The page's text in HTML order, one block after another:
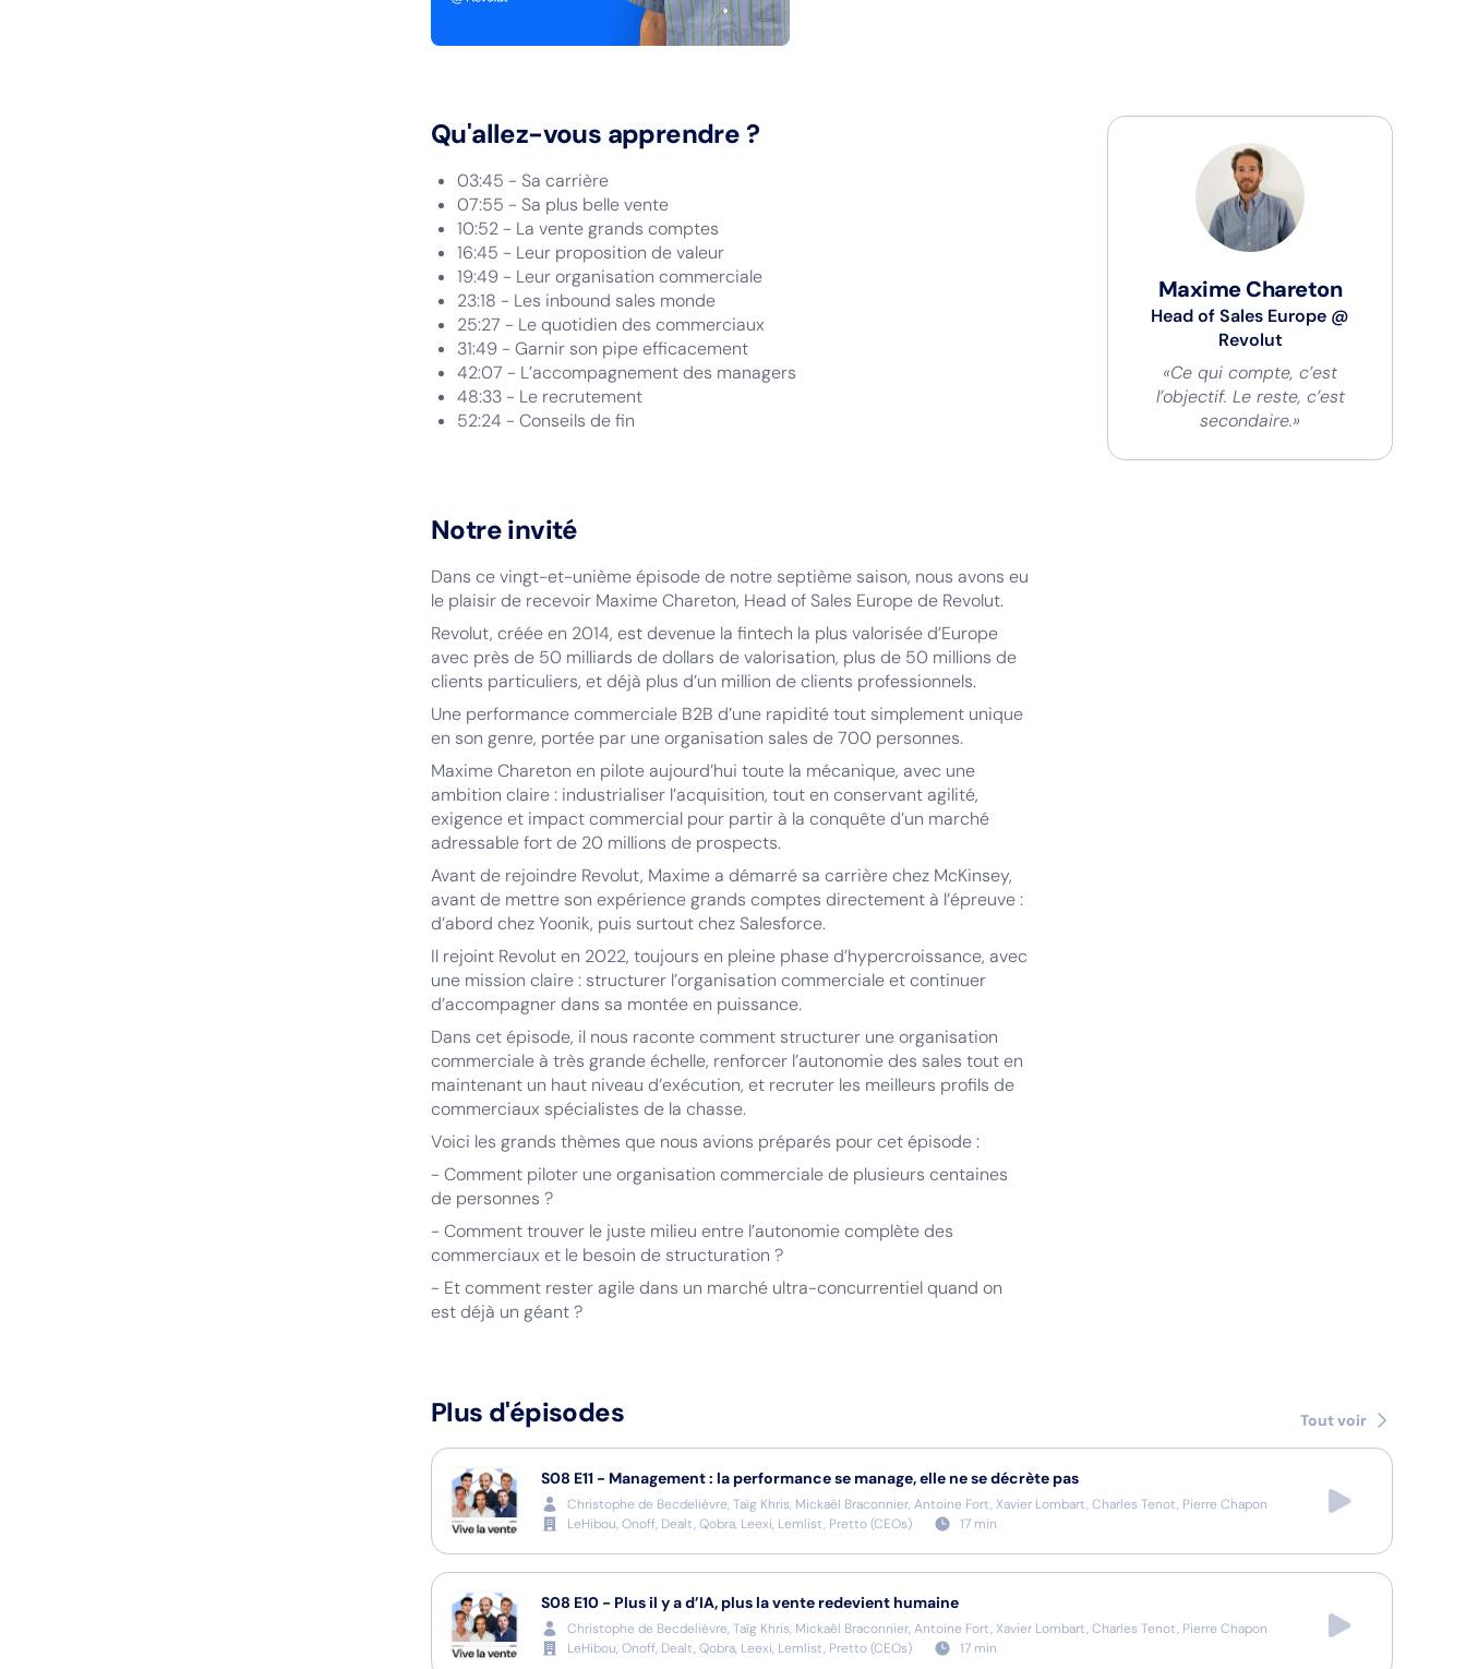
Qu'allez-vous apprendre ?
03:45 - Sa carrière
07:55 - Sa plus belle vente
10:52 - La vente grands comptes
16:45 - Leur proposition de valeur
19:49 - Leur organisation commerciale
23:18 - Les inbound sales monde
25:27 - Le quotidien des commerciaux
31:49 - Garnir son pipe efficacement
42:07 - L’accompagnement des managers
48:33 - Le recrutement
52:24 - Conseils de fin
Notre invité
Dans ce vingt-et-unième épisode de notre septième saison, nous avons eu
le plaisir de recevoir Maxime Chareton, Head of Sales Europe de Revolut.
Revolut, créée en 2014, est devenue la fintech la plus valorisée d’Europe
avec près de 50 milliards de dollars de valorisation, plus de 50 millions de
clients particuliers, et déjà plus d’un million de clients professionnels.
Une performance commerciale B2B d’une rapidité tout simplement unique
en son genre, portée par une organisation sales de 700 personnes.
Maxime Chareton en pilote aujourd’hui toute la mécanique, avec une
ambition claire : industrialiser l’acquisition, tout en conservant agilité,
exigence et impact commercial pour partir à la conquête d’un marché
adressable fort de 20 millions de prospects.
Avant de rejoindre Revolut, Maxime a démarré sa carrière chez McKinsey,
avant de mettre son expérience grands comptes directement à l’épreuve :
d’abord chez Yoonik, puis surtout chez Salesforce.
Il rejoint Revolut en 2022, toujours en pleine phase d’hypercroissance, avec
une mission claire : structurer l’organisation commerciale et continuer
d’accompagner dans sa montée en puissance.
Dans cet épisode, il nous raconte comment structurer une organisation
commerciale à très grande échelle, renforcer l’autonomie des sales tout en
maintenant un haut niveau d’exécution, et recruter les meilleurs profils de
commerciaux spécialistes de la chasse.
Voici les grands thèmes que nous avions préparés pour cet épisode :
- Comment piloter une organisation commerciale de plusieurs centaines
de personnes ?
- Comment trouver le juste milieu entre l’autonomie complète des
commerciaux et le besoin de structuration ?
- Et comment rester agile dans un marché ultra-concurrentiel quand on
est déjà un géant ?
Maxime Chareton
Head of Sales Europe @
Revolut
«Ce qui compte, c’est
l’objectif. Le reste, c’est
secondaire.»
Plus d'épisodes Tout voir
S08 E11 - Management : la performance se manage, elle ne se décrète pas
Christophe de Becdelièvre, Taïg Khris, Mickaël Braconnier, Antoine Fort, Xavier Lombart, Charles Tenot, Pierre Chapon
LeHibou, Onoff, Dealt, Qobra, Leexi, Lemlist, Pretto(CEOs) 17 min
S08 E10 - Plus il y a d’IA, plus la vente redevient humaine
Christophe de Becdelièvre, Taïg Khris, Mickaël Braconnier, Antoine Fort, Xavier Lombart, Charles Tenot, Pierre Chapon
LeHibou, Onoff, Dealt, Qobra, Leexi, Lemlist, Pretto(CEOs) 17 min